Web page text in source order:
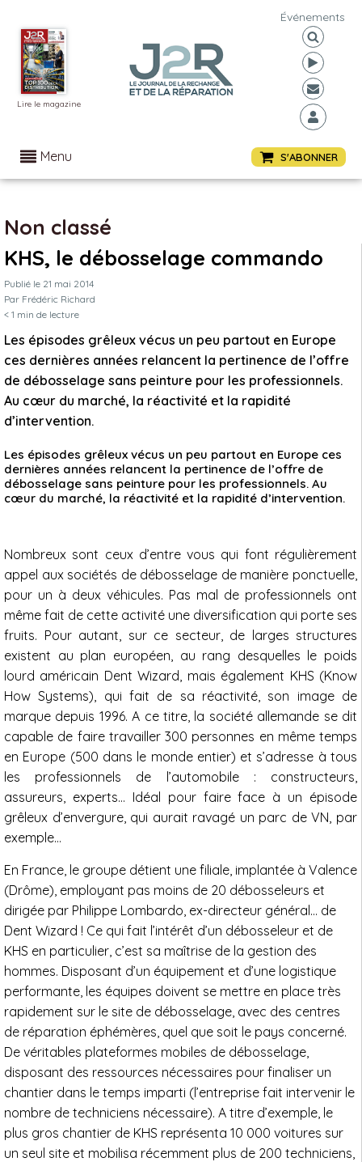
Lire le magazine
Événements
Menu S'ABONNER
Non classé
KHS, le débosselage commando
Publié le 21 mai 2014
Par Frédéric Richard
< 1 min de lecture
Les épisodes grêleux vécus un peu partout en Europe
ces dernières années relancent la pertinence de l’offre
de débosselage sans peinture pour les professionnels.
Au cœur du marché, la réactivité et la rapidité
d’intervention.
Les épisodes grêleux vécus un peu partout en Europe ces
dernières années relancent la pertinence de l’offre de
débosselage sans peinture pour les professionnels. Au
cœur du marché, la réactivité et la rapidité d’intervention.
Nombreux sont ceux d’entre vous qui font régulièrement
appel aux sociétés de débosselage de manière ponctuelle,
pour un à deux véhicules. Pas mal de professionnels ont
même fait de cette activité une diversification qui porte ses
fruits. Pour autant, sur ce secteur, de larges structures
existent au plan européen, au rang desquelles le poids
lourd américain Dent Wizard, mais également KHS (Know
How Systems), qui fait de sa réactivité, son image de
marque depuis 1996. A ce titre, la société allemande se dit
capable de faire travailler 300 personnes en même temps
en Europe (500 dans le monde entier) et s’adresse à tous
les professionnels de l’automobile : constructeurs,
assureurs, experts… Idéal pour faire face à un épisode
grêleux d’envergure, qui aurait ravagé un parc de VN, par
exemple…
En France, le groupe détient une filiale, implantée à Valence
(Drôme), employant pas moins de 20 débosseleurs et
dirigée par Philippe Lombardo, ex-directeur général… de
Dent Wizard ! Ce qui fait l’intérêt d’un débosseleur et de
KHS en particulier, c’est sa maîtrise de la gestion des
hommes. Disposant d’un équipement et d’une logistique
performante, les équipes doivent se mettre en place très
rapidement sur le site de débosselage, avec des centres
de réparation éphémères, quel que soit le pays concerné.
De véritables plateformes mobiles de débosselage,
disposant des ressources nécessaires pour finaliser un
chantier dans le temps imparti (l’entreprise fait intervenir le
nombre de techniciens nécessaire). A titre d’exemple, le
plus gros chantier de KHS représenta 10 000 voitures sur
un seul site et mobilisa récemment plus de 200 techniciens,